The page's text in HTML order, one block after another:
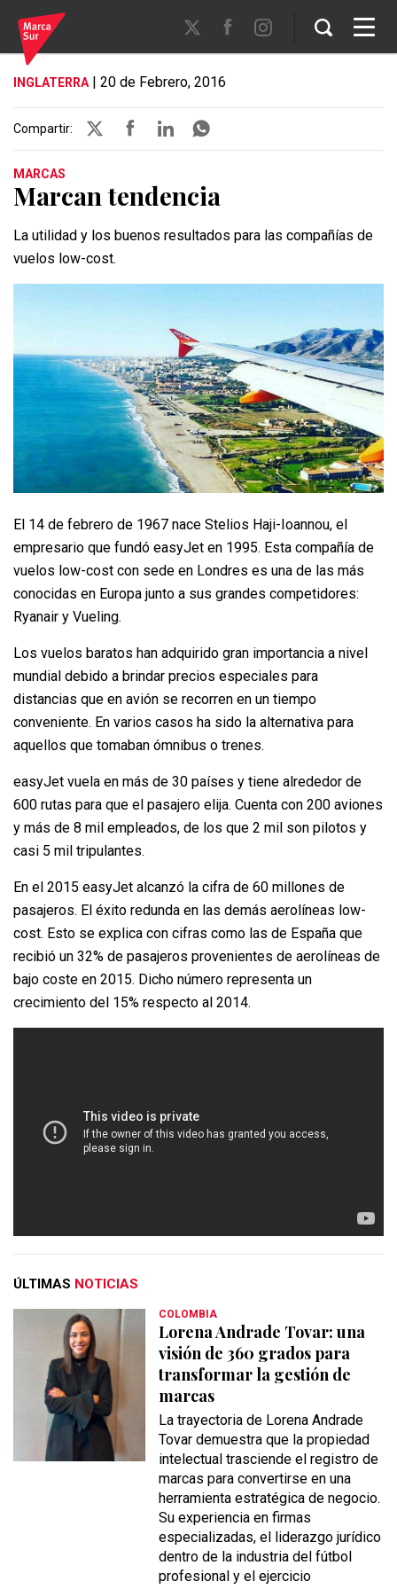
INGLATERRA| 20 de Febrero, 2016
Compartir:
MARCAS
Marcan tendencia
La utilidad y los buenos resultados para las compañías de
vuelos low-cost.
El 14 de febrero de 1967 nace Stelios Haji-Ioannou, el
empresario que fundó easyJet en 1995. Esta compañía de
vuelos low-cost con sede en Londres es una de las más
conocidas en Europa junto a sus grandes competidores:
Ryanair y Vueling.
Los vuelos baratos han adquirido gran importancia a nivel
mundial debido a brindar precios especiales para
distancias que en avión se recorren en un tiempo
conveniente. En varios casos ha sido la alternativa para
aquellos que tomaban ómnibus o trenes.
easyJet vuela en más de 30 países y tiene alrededor de
600 rutas para que el pasajero elija. Cuenta con 200 aviones
y más de 8 mil empleados, de los que 2 mil son pilotos y
casi 5 mil tripulantes.
En el 2015 easyJet alcanzó la cifra de 60 millones de
pasajeros. El éxito redunda en las demás aerolíneas low-
cost. Esto se explica con cifras como las de España que
recibió un 32% de pasajeros provenientes de aerolíneas de
bajo coste en 2015. Dicho número representa un
crecimiento del 15% respecto al 2014.
ÚLTIMAS NOTICIAS
COLOMBIA
Lorena Andrade Tovar: una
visión de 360 grados para
transformar la gestión de
marcas
La trayectoria de Lorena Andrade
Tovar demuestra que la propiedad
intelectual trasciende el registro de
marcas para convertirse en una
herramienta estratégica de negocio.
Su experiencia en firmas
especializadas, el liderazgo jurídico
dentro de la industria del fútbol
profesional y el ejercicio